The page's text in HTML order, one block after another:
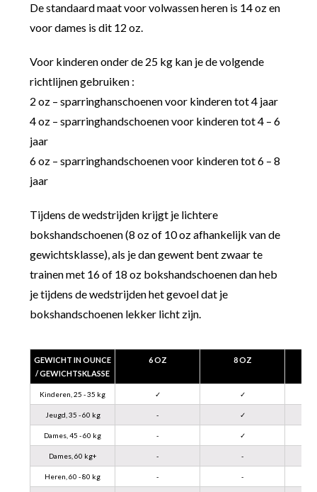
De standaard maat voor volwassen heren is 14 oz en
voor dames is dit 12 oz.
Voor kinderen onder de 25 kg kan je de volgende
richtlijnen gebruiken :
2 oz – sparringhanschoenen voor kinderen tot 4 jaar
4 oz – sparringhandschoenen voor kinderen tot 4 – 6
jaar
6 oz – sparringhandschoenen voor kinderen tot 6 – 8
jaar
Tijdens de wedstrijden krijgt je lichtere
bokshandschoenen (8 oz of 10 oz afhankelijk van de
gewichtsklasse), als je dan gewent bent zwaar te
trainen met 16 of 18 oz bokshandschoenen dan heb
je tijdens de wedstrijden het gevoel dat je
bokshandschoenen lekker licht zijn.
GEWICHT IN OUNCE
/ GEWICHTSKLASSE
6 OZ 8 OZ
Kinderen, 25 - 35 kg ✓ ✓
Jeugd, 35 - 60 kg - ✓
Dames, 45 - 60 kg - ✓
Dames, 60 kg+ - -
Heren, 60 - 80 kg - -